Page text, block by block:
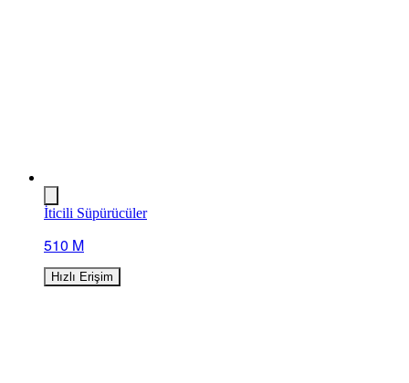
İticili Süpürücüler
510 M
Hızlı Erişim